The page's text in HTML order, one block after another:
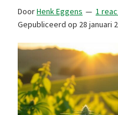
DoorHenk Eggens
1
Gepubliceerd op 28 januari